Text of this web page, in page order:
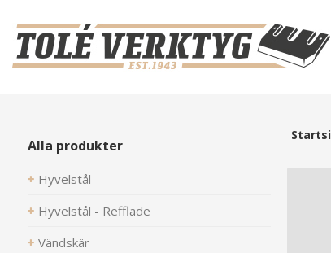
Alla produkter
Hyvelstål
Hyvelstål - Refflade
Vändskär